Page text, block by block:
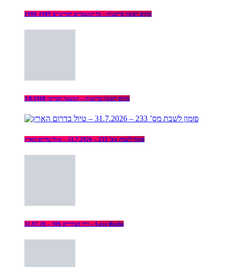
מקום ראשון בריטניה – כל המצעדים הבריטיים 1980-1989
מקום ראשון בריטניה – המצעד הבריטי 3/8/1988
פזמון לשבת מס’ 233 – 31.7.2026 – טיול בדרום הארץ
רוק בצהריים 306 – 31.07.26 – Love Rocks